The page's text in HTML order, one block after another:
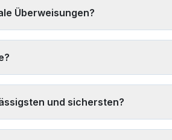
Überweisungen?
und sichersten?